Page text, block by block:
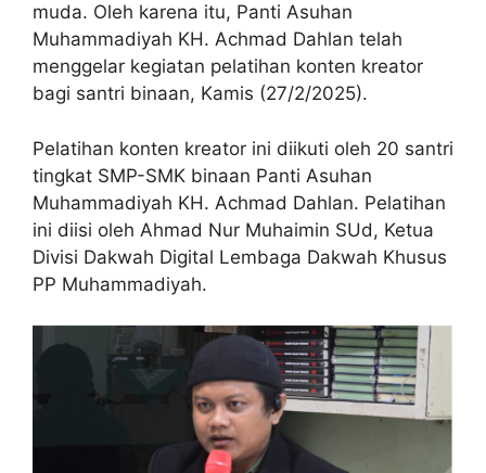
muda. Oleh karena itu, Panti Asuhan
Muhammadiyah KH. Achmad Dahlan telah
menggelar kegiatan pelatihan konten kreator
bagi santri binaan, Kamis (27/2/2025).
Pelatihan konten kreator ini diikuti oleh 20 santri
tingkat SMP-SMK binaan Panti Asuhan
Muhammadiyah KH. Achmad Dahlan. Pelatihan
ini diisi oleh Ahmad Nur Muhaimin SUd, Ketua
Divisi Dakwah Digital Lembaga Dakwah Khusus
PP Muhammadiyah.